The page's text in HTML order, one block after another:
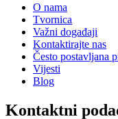
O nama
Tvornica
Važni događaji
Kontaktirajte nas
Često postavljana
Vijesti
Blog
Kontaktni